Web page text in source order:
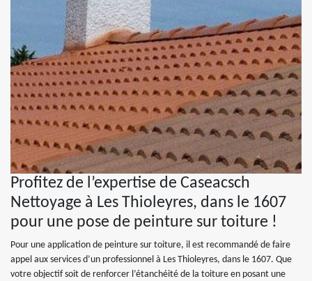
Profitez de l’expertise de Caseacsch
Nettoyage à Les Thioleyres, dans le 1607
pour une pose de peinture sur toiture !
Pour une application de peinture sur toiture, il est recommandé de faire
appel aux services d’un professionnel à Les Thioleyres, dans le 1607. Que
votre objectif soit de renforcer l’étanchéité de la toiture en posant une